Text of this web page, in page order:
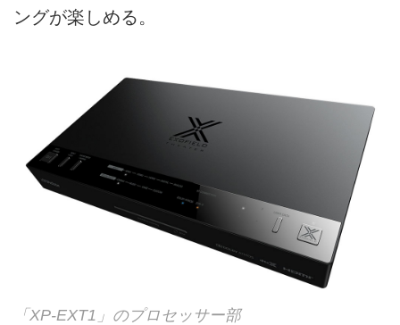
ングが楽しめる。
「XP-EXT1」のプロセッサー部